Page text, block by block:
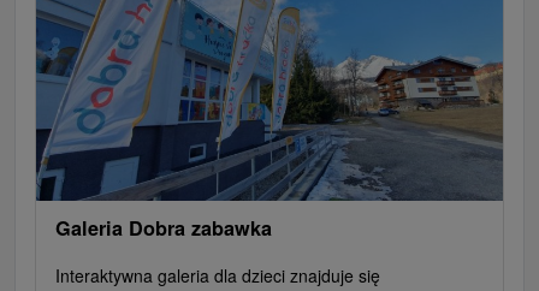
Jeziora, jeziora, zbiorniki wodne
Zabytki techniki
Wodospady
Kościoły drewniane Źródła
Túry a turistické chodníky
Zamki Chaty górskie
Teatry
Miejsca sakralne
Rafting, rafting, rafting
Obiekty architektoniczne
Ośrodek narciarski
Pola golfowe
Tory gokartowe
Amfiteatry i kina w przyrodzie
Szlaki winne Cyklotrasy
Galeria Dobra zabawka
Interaktywna galeria dla dzieci znajduje się